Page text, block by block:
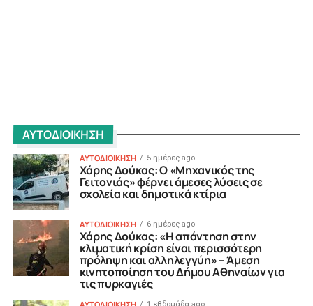
ΑΥΤΟΔΙΟΙΚΗΣΗ
ΑΥΤΟΔΙΟΙΚΗΣΗ 5 ημέρες ago
Χάρης Δούκας: Ο «Μηχανικός της
Γειτονιάς» φέρνει άμεσες λύσεις σε
σχολεία και δημοτικά κτίρια
ΑΥΤΟΔΙΟΙΚΗΣΗ 6 ημέρες ago
Χάρης Δούκας: «Η απάντηση στην
κλιματική κρίση είναι περισσότερη
πρόληψη και αλληλεγγύη» – Άμεση
κινητοποίηση του Δήμου Αθηναίων για
τις πυρκαγιές
1 εβδομάδα ago